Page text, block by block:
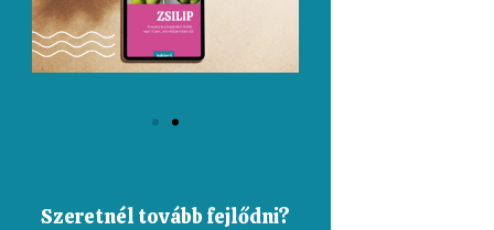
Szeretnél tovább fejlődni?